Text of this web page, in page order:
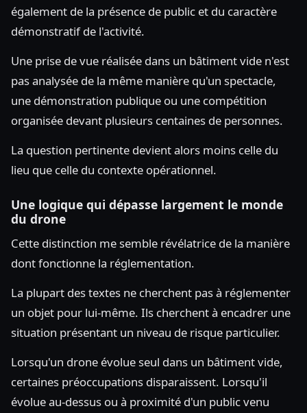
également de la présence de public et du caractère
démonstratif de l'activité.
Une prise de vue réalisée dans un bâtiment vide n'est
pas analysée de la même manière qu'un spectacle,
une démonstration publique ou une compétition
organisée devant plusieurs centaines de personnes.
La question pertinente devient alors moins celle du
lieu que celle du contexte opérationnel.
Une logique qui dépasse largement le monde
du drone
Cette distinction me semble révélatrice de la manière
dont fonctionne la réglementation.
La plupart des textes ne cherchent pas à réglementer
un objet pour lui-même. Ils cherchent à encadrer une
situation présentant un niveau de risque particulier.
Lorsqu'un drone évolue seul dans un bâtiment vide,
certaines préoccupations disparaissent. Lorsqu'il
évolue au-dessus ou à proximité d'un public venu